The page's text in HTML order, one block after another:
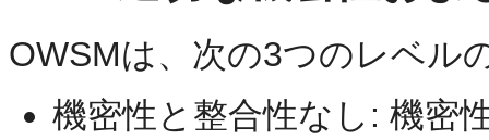
OWSMは、次の3つのレベル
機密性と整合性なし: 機密